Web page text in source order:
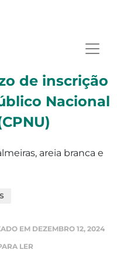
de inscrição
Nacional
EM DEZEMBRO 12, 2024
LER